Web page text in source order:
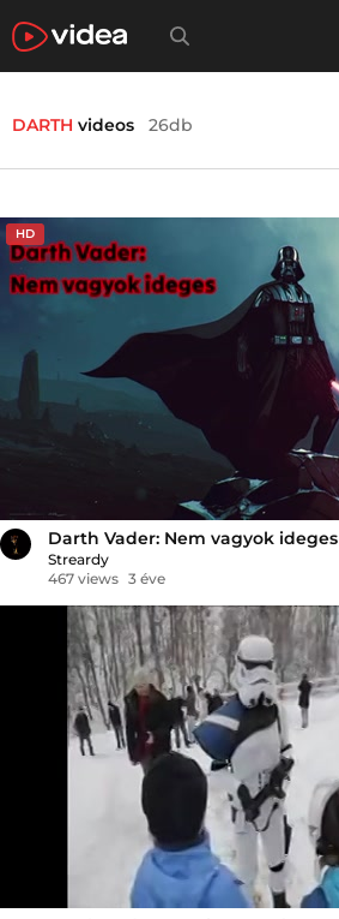
DARTH videos 26db
HD
Darth Vader: Nem vagyok ideges
Streardy
467 views 3 éve